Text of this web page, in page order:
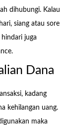
dihubungi. Kalau
siang atau sore
juga
Dana
kadang
kehilangan uang.
maka